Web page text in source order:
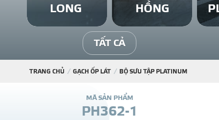
NGÓI LỢP
LONG
HỒNG
TẤT CẢ
TRANG CHỦ GẠCH ỐP LÁT BỘ SƯU TẬP PLATINUM
MÃ SẢN PHẨM
PH362-1